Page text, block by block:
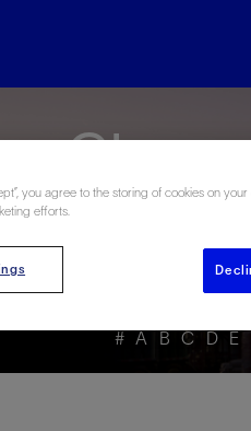
# A B C D E
you agree to the storing of cookies on
efforts.